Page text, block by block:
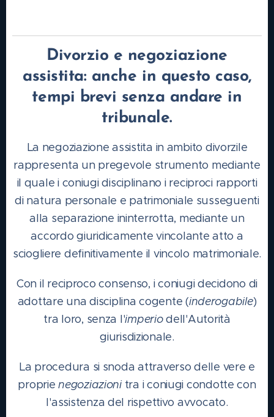
Divorzio e negoziazione
assistita: anche in questo caso,
tempi brevi senza andare in
tribunale.
La negoziazione assistita in ambito divorzile
rappresenta un pregevole strumento mediante
il quale i coniugi disciplinano i reciproci rapporti
di natura personale e patrimoniale susseguenti
alla separazione ininterrotta, mediante un
accordo giuridicamente vincolante atto a
sciogliere definitivamente il vincolo matrimoniale.
Con il reciproco consenso, i coniugi decidono di
adottare una disciplina cogente (inderogabile)
tra loro, senza l'imperiodell'Autorità
giurisdizionale.
La procedura si snoda attraverso delle vere e
proprienegoziazionitra i coniugi condotte con
l'assistenza del rispettivo avvocato.